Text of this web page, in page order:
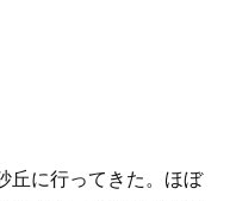
丘に行ってきた。ほぼ